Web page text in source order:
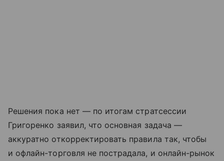
Решения пока нет — по итогам стратсессии
Григоренко заявил, что основная задача —
аккуратно откорректировать правила так, чтобы
и офлайн-торговля не пострадала, и онлайн-рынок